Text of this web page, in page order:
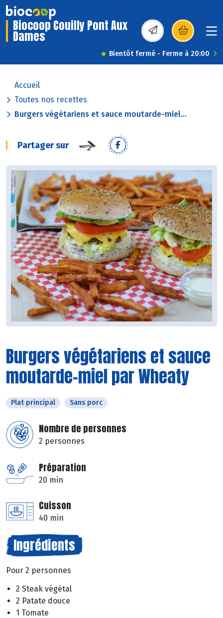
Biocoop Couilly Pont Aux
Dames (s’ouvre dans une
Bientôt fermé - Ferme à 20:00
Accueil
Toutes nos recettes
Burgers végétariens et sauce moutarde-miel...
Partager sur
Burgers végétariens et sauce
moutarde-miel par Wheaty
Plat principal Sans porc
Nombre de personnes
2 personnes
Préparation
20 min
Cuisson
40 min
Ingrédients
Pour 2 personnes
2 Steak végétal
2 Patate douce
1 Tomate